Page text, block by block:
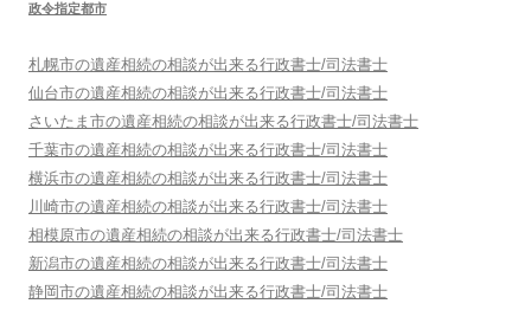
政令指定都市
札幌市の遺産相続の相談が出来る行政書士/司法書士
仙台市の遺産相続の相談が出来る行政書士/司法書士
さいたま市の遺産相続の相談が出来る行政書士/司法書士
千葉市の遺産相続の相談が出来る行政書士/司法書士
横浜市の遺産相続の相談が出来る行政書士/司法書士
川崎市の遺産相続の相談が出来る行政書士/司法書士
相模原市の遺産相続の相談が出来る行政書士/司法書士
新潟市の遺産相続の相談が出来る行政書士/司法書士
静岡市の遺産相続の相談が出来る行政書士/司法書士